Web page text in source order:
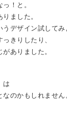
！と。
ました。
うデザイン試してみ
きりしたり、
ありました。
は
のかもしれません